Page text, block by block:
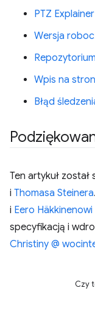
PTZ Explainer
Wersja
Wpis na
Błąd
Ten artykuł
i Thomasa Steinera
i Eero Häkkinenowi
specyfikacją i
Christiny @
Czy